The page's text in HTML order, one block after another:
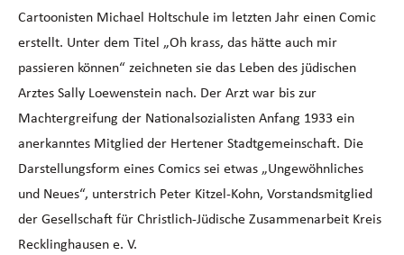
Cartoonisten Michael Holtschule im letzten Jahr einen Comic
erstellt. Unter dem Titel „Oh krass, das hätte auch mir
passieren können“ zeichneten sie das Leben des jüdischen
Arztes Sally Loewenstein nach. Der Arzt war bis zur
Machtergreifung der Nationalsozialisten Anfang 1933 ein
anerkanntes Mitglied der Hertener Stadtgemeinschaft. Die
Darstellungsform eines Comics sei etwas „Ungewöhnliches
und Neues“, unterstrich Peter Kitzel-Kohn, Vorstandsmitglied
der Gesellschaft für Christlich-Jüdische Zusammenarbeit Kreis
Recklinghausen e. V.